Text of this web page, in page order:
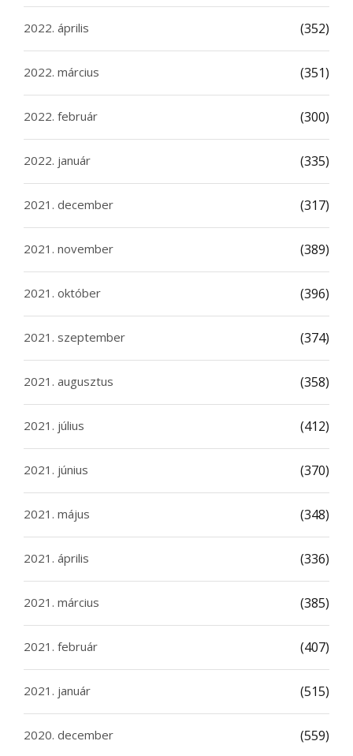
2022. április (352)
2022. március (351)
2022. február (300)
2022. január (335)
2021. december (317)
2021. november (389)
2021. október (396)
2021. szeptember (374)
2021. augusztus (358)
2021. július (412)
2021. június (370)
2021. május (348)
2021. április (336)
2021. március (385)
2021. február (407)
2021. január (515)
2020. december (559)